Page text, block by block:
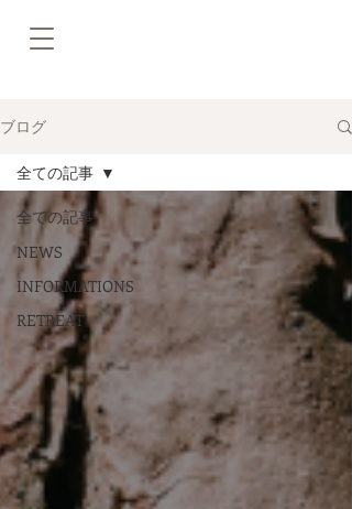
ブログ
全ての記事
NEWS
INFORMATIONS
RETREAT
全ての記事